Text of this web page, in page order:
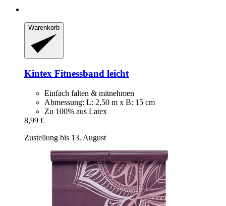
Warenkorb
Kintex Fitnessband leicht
Einfach falten & mitnehmen
Abmessung: L: 2,50 m x B: 15 cm
Zu 100% aus Latex
8,99 €
Zustellung bis 13. August